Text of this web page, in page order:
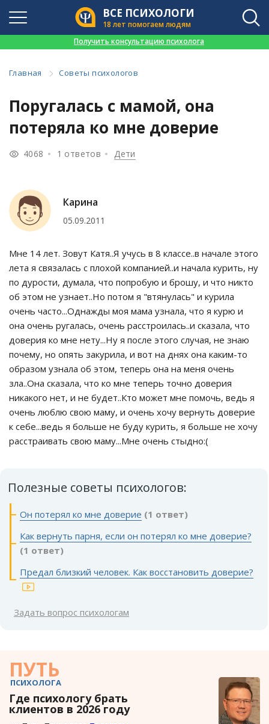
ВСЕ ПСИХОЛОГИ
18 лет помогаем людям
Получить консультацию психолога
Главная Советы психологов
Поругалась с мамой, она
потеряла ко мне доверие
4068 1 ответов Дети
Карина
05.09.2011
Мне 14 лет. Зовут Катя..Я учусь в 8 классе..в начале этого
лета я связалась с плохой компанией..и начала курить, ну
по дурости, думала, что попробую и брошу, и что никто
об этом не узнает..Но потом я "втянулась" и курила
очень часто...Однажды моя мама узнала, что я курю и
она очень ругалась, очень расстроилась..и сказала, что
доверия ко мне нету...Ну я после этого случая, не знаю
почему, но опять закурила, и вот на днях она каким-то
образом узнала об этом, теперь она на меня очень
зла..Она сказала, что ко мне теперь точно доверия
никакого нет, и не будет..Кто может мне помочь, ведь я
очень люблю свою маму, и очень хочу вернуть доверие
к себе...ведь я больше не буду курить, я больше не хочу
расстраивать свою маму...Мне очень стыдно:(
Полезные советы психологов:
Он потерял ко мне доверие (1 ответ)
Как вернуть парня, если он потерял ко мне доверие?
(1 ответ)
Предал близкий человек. Как восстановить доверие?
Задать вопрос психологам
ПУТЬ
ПСИХОЛОГА
Где психологу брать
клиентов в 2026 году